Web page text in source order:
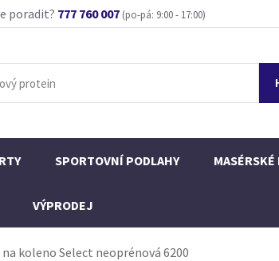
poradit? 777 760 007 (po-pá: 9:00 - 17:00)
SPORTOVNÍ PODLAHY
VÝPRODEJ
koleno Select neoprénová 6200